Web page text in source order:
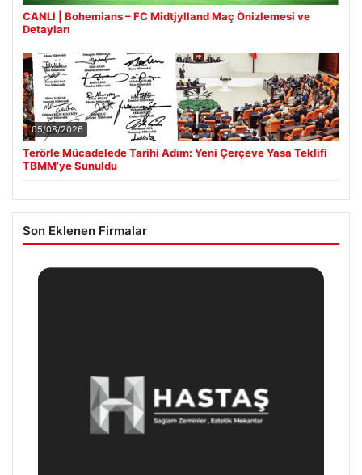
CANLI | Bohemians – FC Midtjylland Maç Önizlemesi ve
Detayları
05/08/2026
Terörle Mücadelede Tarihi Adım: Yeni Çerçeve Yasa Teklifi
TBMM’ye Sunuldu
Son Eklenen Firmalar